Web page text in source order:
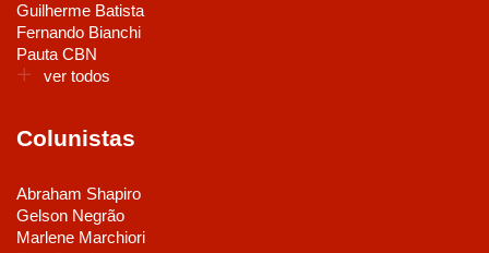
Guilherme Batista
Fernando Bianchi
Pauta CBN
ver todos
Colunistas
Abraham Shapiro
Gelson Negrão
Marlene Marchiori